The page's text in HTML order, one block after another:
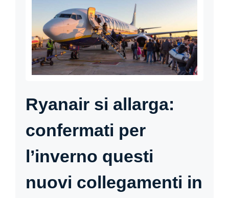
Ryanair si allarga:
confermati per
l’inverno questi
nuovi collegamenti in